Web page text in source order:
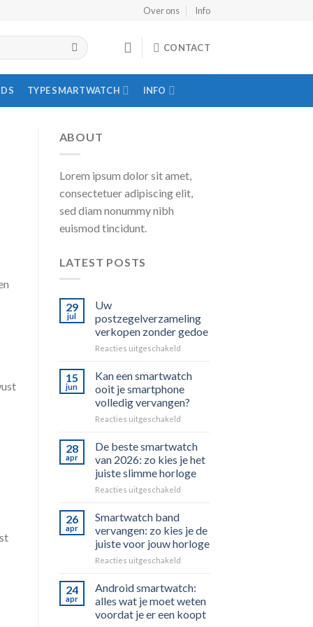
Over ons Info
CONTACT
TYPE SMARTWATCH INFO
ABOUT
Lorem ipsum dolor sit amet,
consectetuer adipiscing elit,
sed diam nonummy nibh
euismod tincidunt.
LATEST POSTS
29
jul
Uw
postzegelverzameling
verkopen zonder gedoe
Reacties uitgeschakeldvoor
postzegelverzameling
zonder
gedoe
15
jun
Kan een smartwatch
ooit je smartphone
volledig vervangen?
Reacties uitgeschakeldvoor
een
ooit
je
28
apr
De beste smartwatch
van 2026: zo kies je het
juiste slimme horloge
Reacties uitgeschakeldvoor
van
2026:
je
het
juiste
slimme
26
apr
Smartwatch band
vervangen: zo kies je de
juiste voor jouw horloge
Reacties uitgeschakeldvoor
band
zo
kies
24
apr
Android smartwatch:
alles wat je moet weten
voordat je er een koopt